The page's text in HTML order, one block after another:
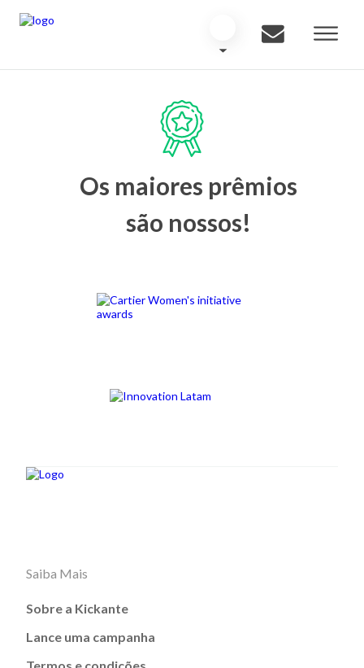
Os maiores prêmios
são nossos!
Saiba Mais
Sobre a Kickante
Lance uma campanha
Termos e condições